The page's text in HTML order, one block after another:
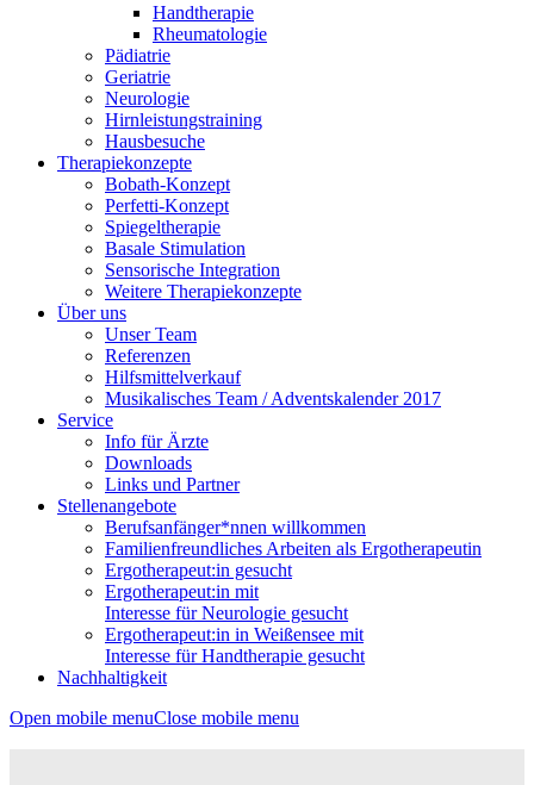
Handtherapie
Rheumatologie
Pädiatrie
Geriatrie
Neurologie
Hirnleistungstraining
Hausbesuche
Therapiekonzepte
Bobath-Konzept
Perfetti-Konzept
Spiegeltherapie
Basale Stimulation
Sensorische Integration
Weitere Therapiekonzepte
Über uns
Unser Team
Referenzen
Hilfsmittelverkauf
Musikalisches Team / Adventskalender 2017
Service
Info für Ärzte
Downloads
Links und Partner
Stellenangebote
Berufsanfänger*nnen willkommen
Familienfreundliches Arbeiten als Ergotherapeutin
Ergotherapeut:in gesucht
Ergotherapeut:in mit
Interesse für Neurologie gesucht
Ergotherapeut:in in Weißensee mit
Interesse für Handtherapie gesucht
Nachhaltigkeit
Open mobile menuClose mobile menu